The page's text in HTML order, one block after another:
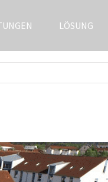
LÖSUNG